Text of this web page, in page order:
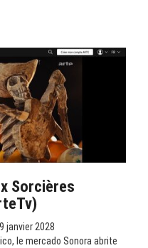
Sorcières
janvier 2028
le mercado Sonora abrite